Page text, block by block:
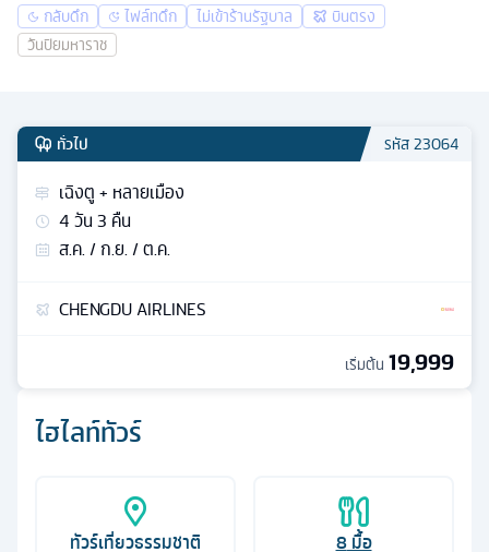
กลับดึก ไฟล์ทดึก ไม่เข้าร้านรัฐบาล
บินตรง
วันปิยมหาราช
ไฮไลท์ทัวร์
ทัวร์เที่ยวธรรมชาติ 8มื้อ
ทั่วไป รหัส23064
เฉิงตู + หลายเมือง
4วัน3 คืน
ส.ค. / ก.ย. / ต.ค.
CHENGDU AIRLINES
เริ่มต้น 19,999